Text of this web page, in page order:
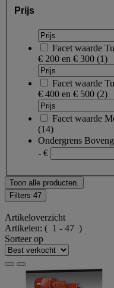
Prijs
Facet waarde
€ 200 en € 300 (1)
Facet waarde
€ 400 en € 500 (2)
Facet waarde
(14)
Ondergrens
- €
Toon alle producten.
Filters 47
Artikeloverzicht
Artikelen: ( 1 - 47 )
Sorteer op